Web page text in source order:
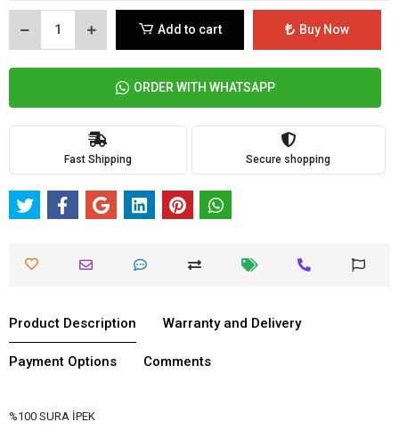
Add to cart Buy Now
ORDER WITH WHATSAPP
Fast Shipping Secure shopping
Product Description Warranty and Delivery
Payment Options Comments
%100 SURA İPEK